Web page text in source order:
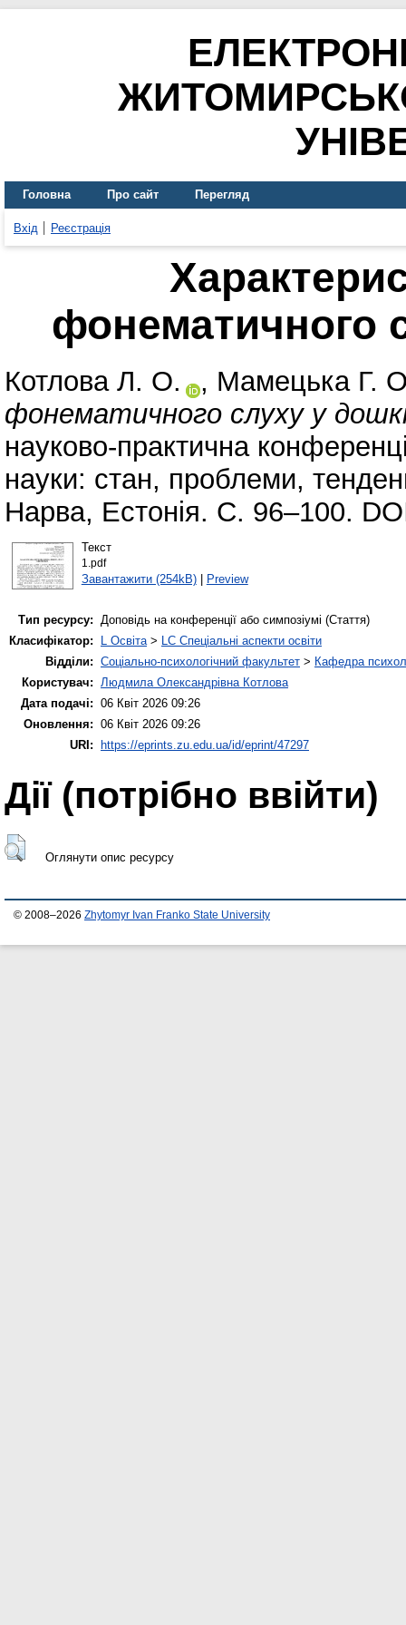
Головна Про сайт Перегляд
Вхід Реєстрація
фонематичного
Котлова Л. О. , Мамецька Г.
фонематичного слуху у
науково-практична
науки: стан, проблеми,
Нарва, Естонія. С. 96–100.
Текст
1.pdf
Завантажити (254kB)| Preview
Тип ресурсу: Доповідь на конференції або симпозіумі (Стаття)
Класифікатор:
L Освіта> LC Спеціальні аспекти освіти
Відділи: Соціально-психологічний факультет > Кафедра
Користувач: Людмила Олександрівна Котлова
Дата подачі: 06 Квіт 2026 09:26
Оновлення: 06 Квіт 2026 09:26
URI:
https://eprints.zu.edu.ua/id/eprint/47297
Дії ​​(потрібно ввійти)
Оглянути опис ресурсу
© 2008–2026 Zhytomyr Ivan Franko State University